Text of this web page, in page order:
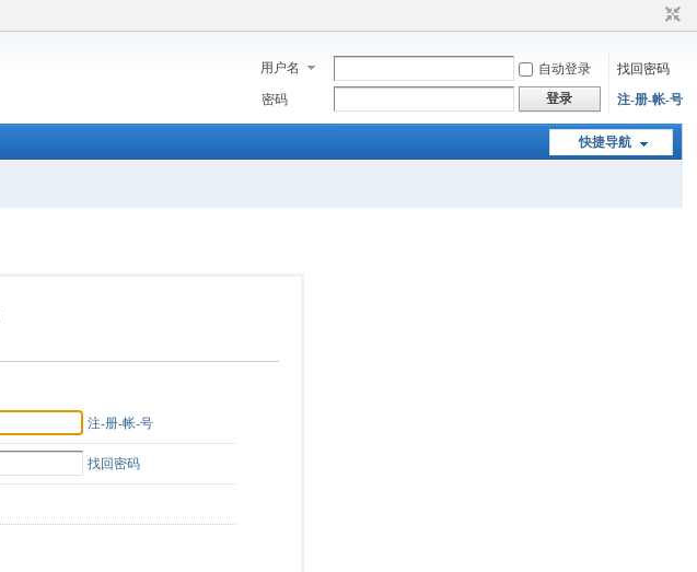
用户名 自动登录
找回密码
密码
登录 注-册-帐-号
快捷导航
注-册-帐-号
找回密码